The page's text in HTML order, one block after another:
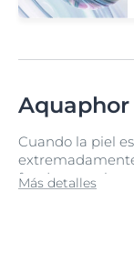
Aquaphor
Cuando la piel
fundamental
pero el exceso
Más detalles